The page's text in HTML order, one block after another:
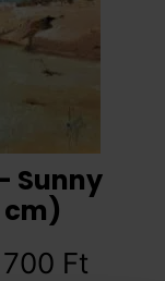
Sunny
cm)
Ft